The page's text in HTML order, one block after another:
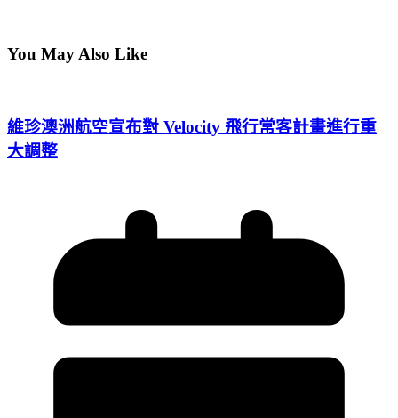
You May Also Like
維珍澳洲航空宣布對 Velocity 飛行常客計畫進行重
大調整